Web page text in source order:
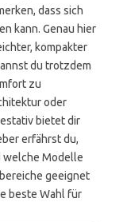
dass sich
kann. Genau hier
kompakter
du trotzdem
zu
oder
bietet dir
erfährst du,
welche Modelle
geeignet
beste Wahl für